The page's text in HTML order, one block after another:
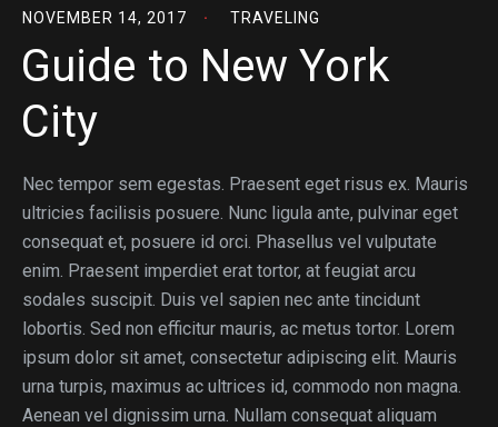
NOVEMBER 14, 2017 TRAVELING
Guide to New York
City
Nec tempor sem egestas. Praesent eget risus ex. Mauris
ultricies facilisis posuere. Nunc ligula ante, pulvinar eget
consequat et, posuere id orci. Phasellus vel vulputate
enim. Praesent imperdiet erat tortor, at feugiat arcu
sodales suscipit. Duis vel sapien nec ante tincidunt
lobortis. Sed non efficitur mauris, ac metus tortor. Lorem
ipsum dolor sit amet, consectetur adipiscing elit. Mauris
urna turpis, maximus ac ultrices id, commodo non magna.
Aenean vel dignissim urna. Nullam consequat aliquam